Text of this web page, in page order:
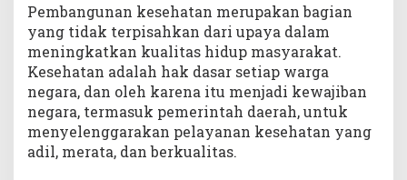
Pembangunan kesehatan merupakan bagian
yang tidak terpisahkan dari upaya dalam
meningkatkan kualitas hidup masyarakat.
Kesehatan adalah hak dasar setiap warga
negara, dan oleh karena itu menjadi kewajiban
negara, termasuk pemerintah daerah, untuk
menyelenggarakan pelayanan kesehatan yang
adil, merata, dan berkualitas.